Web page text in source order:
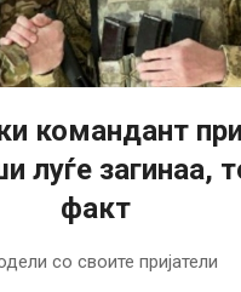
командант
луѓе загинаа,
факт
со своите пријатели